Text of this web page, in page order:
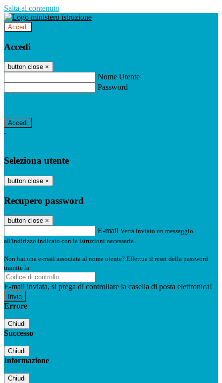
Salta al contenuto
Accedi
Accedi
button close ×
Nome Utente
Password
-
Seleziona utente
button close ×
Recupero password
button close ×
E-mail Verrà inviato un messaggio
all'indirizzo indicato con le istruzioni necessarie.
Non hai una e-mail associata al nome utente? Effettua il reset della password
tramite la
E-mail inviata, si prega di controllare la casella di posta elettronica!
Errore
Chiudi
Successo
Chiudi
Informazione
Chiudi